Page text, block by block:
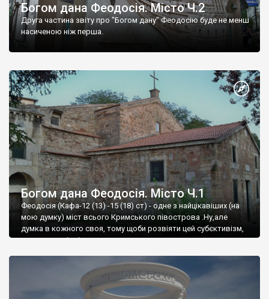
Богом дана Феодосія. Місто Ч.2
Друга частина звіту про "Богом дану" Феодосію буде не менш
насиченою ніж перша.
Богом дана Феодосія. Місто Ч.1
Феодосія (Кафа-12 (13) -15 (18) ст) - одне з найцікавіших (на
мою думку) міст всього Кримського півострова .Ну,але
думка в кожного своя, тому щоби розвіяти цей субєктивізм,
запрошую відвідати це